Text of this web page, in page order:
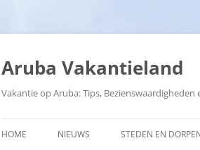
Ga
inhoud
Aruba Vakantieland
Vakantie op Aruba: Tips,
HOME NIEUWS STEDEN EN